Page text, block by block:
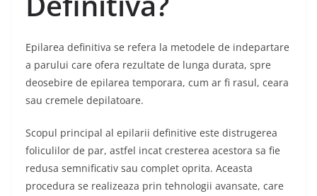
Epilarea definitiva se refera la metodele de indepartare
a parului care ofera rezultate de lunga durata, spre
deosebire de epilarea temporara, cum ar fi rasul, ceara
sau cremele depilatoare.
Scopul principal al epilarii definitive este distrugerea
foliculilor de par, astfel incat cresterea acestora sa fie
redusa semnificativ sau complet oprita. Aceasta
procedura se realizeaza prin tehnologii avansate, care